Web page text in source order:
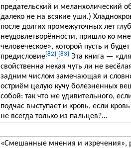
предательский и меланхолический
далеко не на всякие уши.)
после долгих промежуточных лет
неудовлетворённости, пришло ко
человеческое», которой пусть и
предисловие{82}.{83}Эта книга —
свойственна некая чуть ли не
задним числом замечающая и
остриём целую кучу болезненных
собой: так что же удивительного,
подчас выступает и кровь, если
не всегда только из пальцев?...
«Смешанные мнения и изречения»,